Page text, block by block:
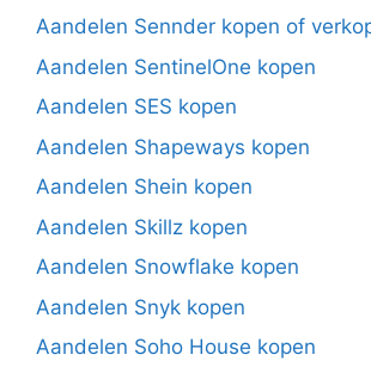
Aandelen Sennder kopen of
Aandelen SentinelOne kopen
Aandelen SES kopen
Aandelen Shapeways kopen
Aandelen Shein kopen
Aandelen Skillz kopen
Aandelen Snowflake kopen
Aandelen Snyk kopen
Aandelen Soho House kopen